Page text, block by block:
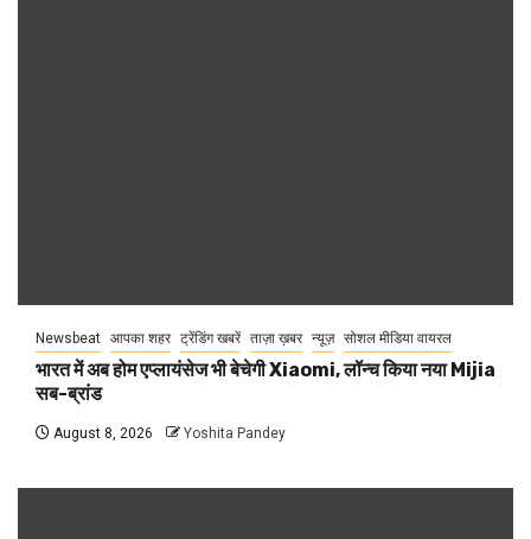
Newsbeat आपका शहर ट्रेंडिंग खबरें ताज़ा ख़बर न्यूज़ सोशल मीडिया वायरल
भारत में अब होम एप्लायंसेज भी बेचेगी Xiaomi, लॉन्च किया नया Mijia
सब-ब्रांड
August 8, 2026 Yoshita Pandey